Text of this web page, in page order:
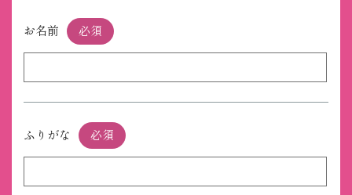
お名前 必須
ふりがな 必須